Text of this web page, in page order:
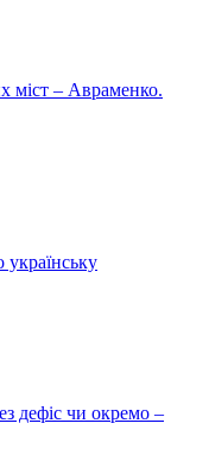
міст – Авраменко.
дефіс чи окремо –